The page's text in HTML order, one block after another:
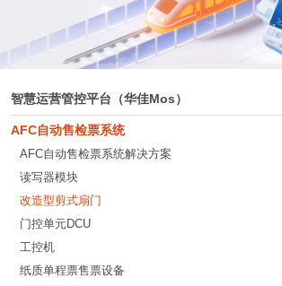
智慧运营管控平台（华佳Mos）
AFC自动售检票系统
AFC自动售检票系统解决方案
读写器模块
改造型剪式扇门
门控单元DCU
工控机
纸质单程票售票设备